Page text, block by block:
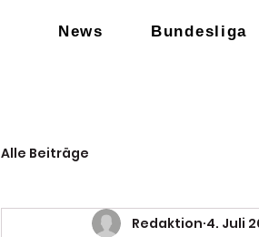
News Bundesliga
Alle Beiträge
Redaktion 4. Juli